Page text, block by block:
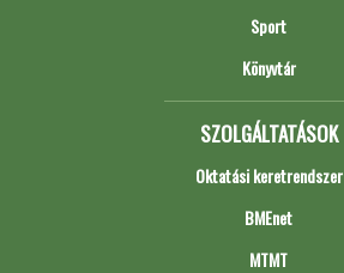
Sport
Könyvtár
SZOLGÁLTATÁSOK
Oktatási keretrendszer
BMEnet
MTMT